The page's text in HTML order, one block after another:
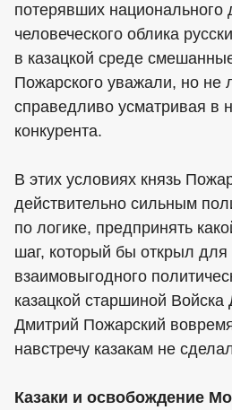
потерявших национального
человеческого облика
в казацкой среде
Пожарского уважали, но не
справедливо усматривая в
конкурента.
В этих условиях князь
действительно сильным
по логике, предпринять
шаг, который бы открыл для
взаимовыгодного
казацкой старшиной Войска
Дмитрий Пожарский
навстречу казакам не
Казаки и освобождение